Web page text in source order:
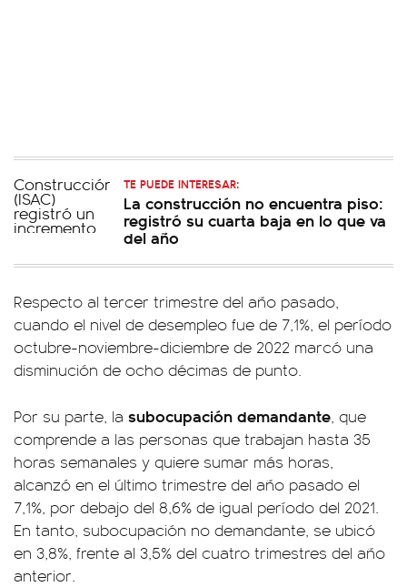
TE PUEDE INTERESAR:
La construcción no encuentra piso:
registró su cuarta baja en lo que va
del año
Respecto al tercer trimestre del año pasado,
cuando el nivel de desempleo fue de 7,1%, el período
octubre-noviembre-diciembre de 2022 marcó una
disminución de ocho décimas de punto.
Por su parte, la subocupación demandante, que
comprende a las personas que trabajan hasta 35
horas semanales y quiere sumar más horas,
alcanzó en el último trimestre del año pasado el
7,1%, por debajo del 8,6% de igual período del 2021.
En tanto, subocupación no demandante, se ubicó
en 3,8%, frente al 3,5% del cuatro trimestres del año
anterior.